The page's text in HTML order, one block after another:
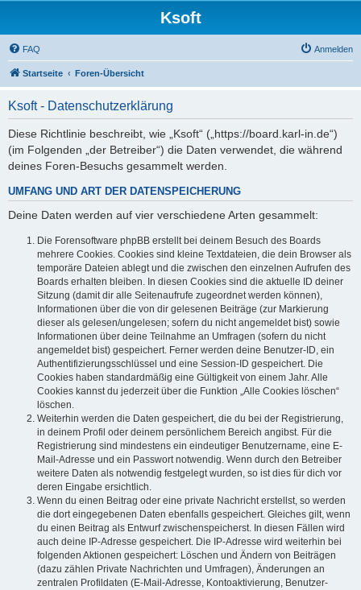
Ksoft
FAQ Anmelden
Startseite Foren-Übersicht
Ksoft - Datenschutzerklärung
Diese Richtlinie beschreibt, wie „Ksoft“ („https://board.karl-in.de“)
(im Folgenden „der Betreiber“) die Daten verwendet, die während
deines Foren-Besuchs gesammelt werden.
UMFANG UND ART DER DATENSPEICHERUNG
Deine Daten werden auf vier verschiedene Arten gesammelt:
Die Forensoftware phpBB erstellt bei deinem Besuch des Boards
mehrere Cookies. Cookies sind kleine Textdateien, die dein Browser als
temporäre Dateien ablegt und die zwischen den einzelnen Aufrufen des
Boards erhalten bleiben. In diesen Cookies sind die aktuelle ID deiner
Sitzung (damit dir alle Seitenaufrufe zugeordnet werden können),
Informationen über die von dir gelesenen Beiträge (zur Markierung
dieser als gelesen/ungelesen; sofern du nicht angemeldet bist) sowie
Informationen über deine Teilnahme an Umfragen (sofern du nicht
angemeldet bist) gespeichert. Ferner werden deine Benutzer-ID, ein
Authentifizierungsschlüssel und eine Session-ID gespeichert. Die
Cookies haben standardmäßig eine Gültigkeit von einem Jahr. Alle
Cookies kannst du jederzeit über die Funktion „Alle Cookies löschen“
löschen.
Weiterhin werden die Daten gespeichert, die du bei der Registrierung,
in deinem Profil oder deinem persönlichem Bereich angibst. Für die
Registrierung sind mindestens ein eindeutiger Benutzername, eine E-
Mail-Adresse und ein Passwort notwendig. Wenn durch den Betreiber
weitere Daten als notwendig festgelegt wurden, so ist dies für dich vor
deren Eingabe ersichtlich.
Wenn du einen Beitrag oder eine private Nachricht erstellst, so werden
die dort eingegebenen Daten ebenfalls gespeichert. Gleiches gilt, wenn
du einen Beitrag als Entwurf zwischenspeicherst. In diesen Fällen wird
auch deine IP-Adresse gespeichert. Die IP-Adresse wird weiterhin bei
folgenden Aktionen gespeichert: Löschen und Ändern von Beiträgen
(dazu zählen Private Nachrichten und Umfragen), Änderungen an
zentralen Profildaten (E-Mail-Adresse, Kontoaktivierung, Benutzer-